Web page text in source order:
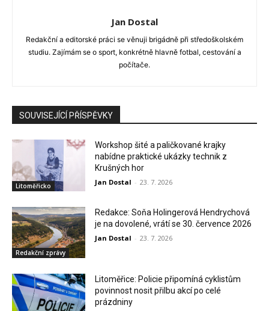
Jan Dostal
Redakční a editorské práci se věnuji brigádně při středoškolském
studiu. Zajímám se o sport, konkrétně hlavně fotbal, cestování a
počítače.
SOUVISEJÍCÍ PŘÍSPĚVKY
Litoměřicko
Workshop šité a paličkované krajky
nabídne praktické ukázky technik z
Krušných hor
Jan Dostal - 23. 7. 2026
Redakční zprávy
Redakce: Soňa Holingerová Hendrychová
je na dovolené, vrátí se 30. července 2026
Jan Dostal - 23. 7. 2026
Litoměřice: Policie připomíná cyklistům
povinnost nosit přilbu akcí po celé
prázdniny